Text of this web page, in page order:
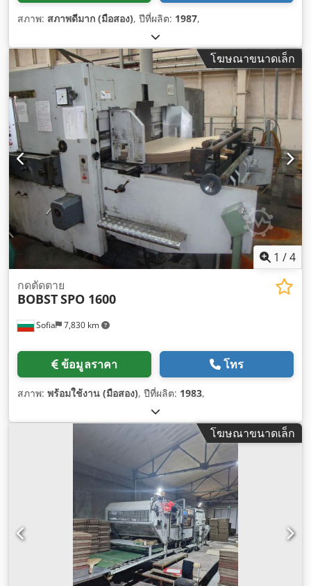
สภาพ: สภาพดีมาก (มือสอง), ปีที่ผลิต: 1987,
โฆษณาขนาดเล็ก
1 /4
Sofia 7,830 km
กดตัดตาย
BOBSTSPO 1600
ข้อมูลราคา โทร
สภาพ: พร้อมใช้งาน (มือสอง), ปีที่ผลิต: 1983,
โฆษณาขนาดเล็ก